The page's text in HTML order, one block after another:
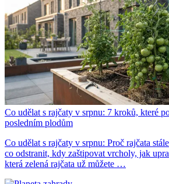
Co udělat s rajčaty v srpnu: 7 kroků, které
posledním plodům
Co udělat s rajčaty v srpnu: Proč rajčata
co odstranit, kdy zaštipovat vrcholy, jak
která zelená rajčata už můžete …